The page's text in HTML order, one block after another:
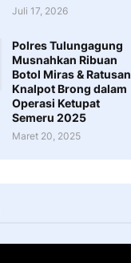
Juli 17, 2026
Polres Tulungagung
Musnahkan Ribuan
Botol Miras & Ratusan
Knalpot Brong dalam
Operasi Ketupat
Semeru 2025
Maret 20, 2025